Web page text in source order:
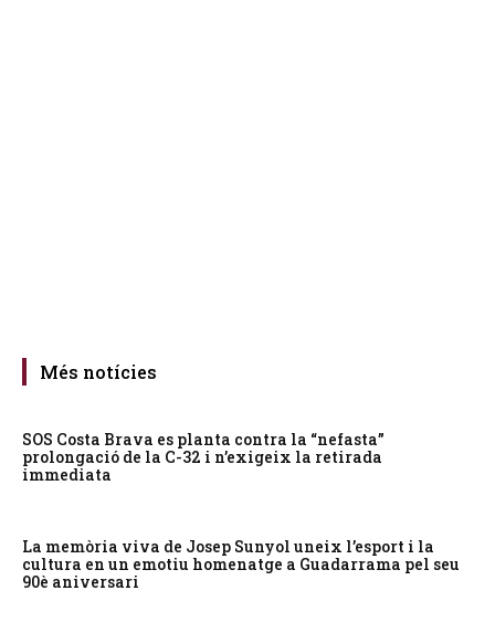
Més notícies
SOS Costa Brava es planta contra la “nefasta”
prolongació de la C-32 i n’exigeix la retirada
immediata
La memòria viva de Josep Sunyol uneix l’esport i la
cultura en un emotiu homenatge a Guadarrama pel seu
90è aniversari